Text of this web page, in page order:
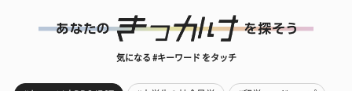
気になる #キーワード をタッチ